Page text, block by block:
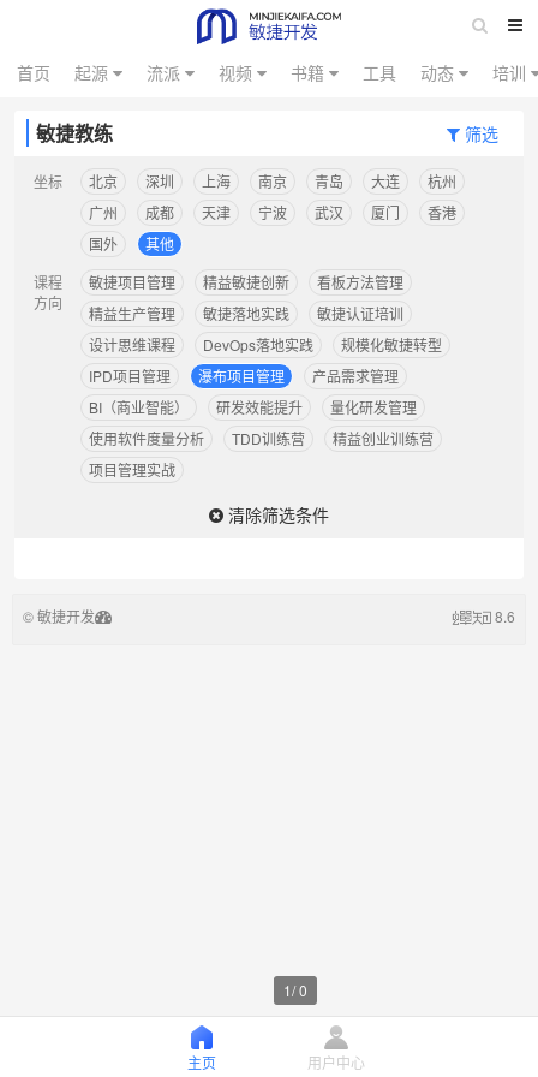
首页 起源 流派 视频 书籍 工具 动态 培训
敏捷教练 筛选
坐标 北京 深圳 上海 南京 青岛 大连
杭州
广州
成都 天津 宁波 武汉 厦门
香港
国外
其他
课程
方向
敏捷项目管理 精益敏捷创新
看板方法管理
精益生产管理
敏捷落地实践
敏捷认证培训
设计思维课程
DevOps落地实践
规模化敏捷转型
IPD项目管理
瀑布项目管理
产品需求管理
BI（商业智能）
研发效能提升
量化研发管理
使用软件度量分析
TDD训练营
精益创业训练营
项目管理实战
清除筛选条件
1/0
© 敏捷开发 8.6
主页 用户中心